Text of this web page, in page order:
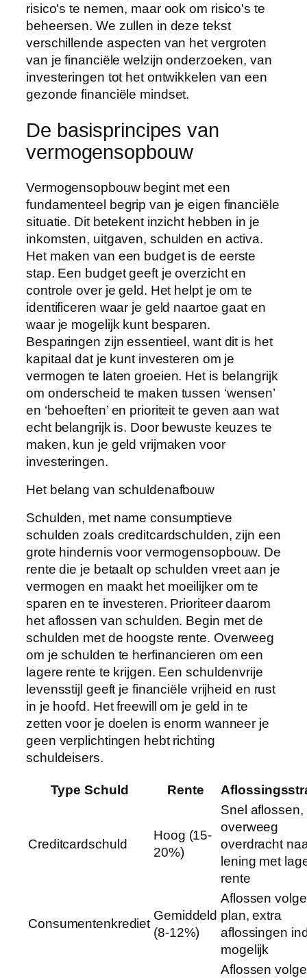
risico's te nemen, maar ook om risico's te
beheersen. We zullen in deze tekst
verschillende aspecten van het vergroten
van je financiële welzijn onderzoeken, van
investeringen tot het ontwikkelen van een
gezonde financiële mindset.
De basisprincipes van
vermogensopbouw
Vermogensopbouw begint met een
fundamenteel begrip van je eigen financiële
situatie. Dit betekent inzicht hebben in je
inkomsten, uitgaven, schulden en activa.
Het maken van een budget is de eerste
stap. Een budget geeft je overzicht en
controle over je geld. Het helpt je om te
identificeren waar je geld naartoe gaat en
waar je mogelijk kunt besparen.
Besparingen zijn essentieel, want dit is het
kapitaal dat je kunt investeren om je
vermogen te laten groeien. Het is belangrijk
om onderscheid te maken tussen ‘wensen’
en ‘behoeften’ en prioriteit te geven aan wat
echt belangrijk is. Door bewuste keuzes te
maken, kun je geld vrijmaken voor
investeringen.
Het belang van schuldenafbouw
Schulden, met name consumptieve
schulden zoals creditcardschulden, zijn een
grote hindernis voor vermogensopbouw. De
rente die je betaalt op schulden vreet aan je
vermogen en maakt het moeilijker om te
sparen en te investeren. Prioriteer daarom
het aflossen van schulden. Begin met de
schulden met de hoogste rente. Overweeg
om je schulden te herfinancieren om een
lagere rente te krijgen. Een schuldenvrije
levensstijl geeft je financiële vrijheid en rust
in je hoofd. Het freewill om je geld in te
zetten voor je doelen is enorm wanneer je
geen verplichtingen hebt richting
schuldeisers.
Type Schuld Rente
Creditcardschuld
Hoog (15-
20%)
Snel aflossen,
overweeg
overdracht
lening met
rente
Consumentenkrediet
Gemiddeld
(8-12%)
Aflossen
plan, extra
aflossingen
mogelijk
Aflossen